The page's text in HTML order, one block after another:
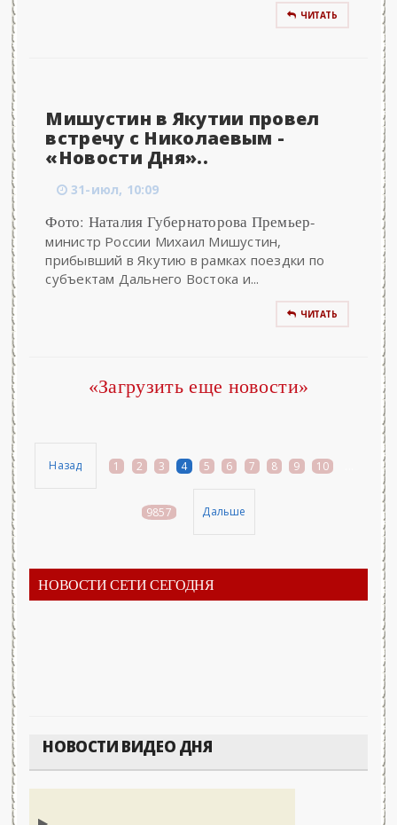
ЧИТАТЬ
Мишустин в Якутии провел
встречу с Николаевым -
«Новости Дня»..
31-июл, 10:09
Фото: Наталия Губернаторова Премьер-
министр России Михаил Мишустин,
прибывший в Якутию в рамках поездки по
субъектам Дальнего Востока и...
ЧИТАТЬ
«Загрузить еще новости»
Назад 1 2 3 4 5 6 7 8 9 10
9857 Дальше
НОВОСТИ СЕТИ СЕГОДНЯ
НОВОСТИ ВИДЕО ДНЯ